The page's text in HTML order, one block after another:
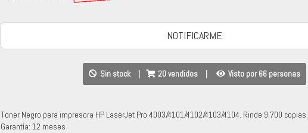
NOTIFICARME
Sin stock 20 vendidos Visto por 66 personas
Toner Negro para impresora HP LaserJet Pro 4003/4101/4102/4103/4104. Rinde 9.700 copias.
Garantía: 12 meses